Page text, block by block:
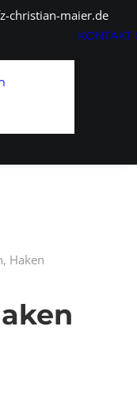
christian-maier.de
KONTAKT
Haken